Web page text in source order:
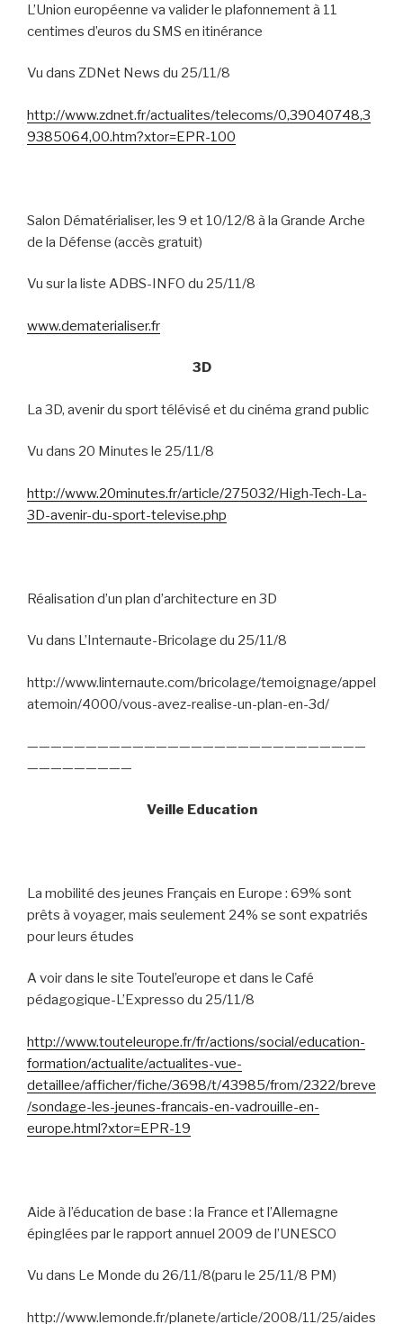
L’Union européenne va valider le plafonnement à 11
centimes d’euros du SMS en itinérance
Vu dans ZDNet News du 25/11/8
http://www.zdnet.fr/actualites/telecoms/0,39040748,3
9385064,00.htm?xtor=EPR-100
Salon Dématérialiser, les 9 et 10/12/8 à la Grande Arche
de la Défense (accès gratuit)
Vu sur la liste ADBS-INFO du 25/11/8
www.dematerialiser.fr
3D
La 3D, avenir du sport télévisé et du cinéma grand public
Vu dans 20 Minutes le 25/11/8
http://www.20minutes.fr/article/275032/High-Tech-La-
3D-avenir-du-sport-televise.php
Réalisation d’un plan d’architecture en 3D
Vu dans L’Internaute-Bricolage du 25/11/8
http://www.linternaute.com/bricolage/temoignage/appel
atemoin/4000/vous-avez-realise-un-plan-en-3d/
—————————————————————————————
—————————
Veille Education
La mobilité des jeunes Français en Europe : 69% sont
prêts à voyager, mais seulement 24% se sont expatriés
pour leurs études
A voir dans le site Toutel’europe et dans le Café
pédagogique-L’Expresso du 25/11/8
http://www.touteleurope.fr/fr/actions/social/education-
formation/actualite/actualites-vue-
detaillee/afficher/fiche/3698/t/43985/from/2322/breve
/sondage-les-jeunes-francais-en-vadrouille-en-
europe.html?xtor=EPR-19
Aide à l’éducation de base : la France et l’Allemagne
épinglées par le rapport annuel 2009 de l’UNESCO
Vu dans Le Monde du 26/11/8(paru le 25/11/8 PM)
http://www.lemonde.fr/planete/article/2008/11/25/aides